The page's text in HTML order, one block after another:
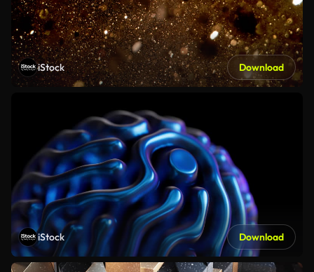
iStock Download
iStock Download